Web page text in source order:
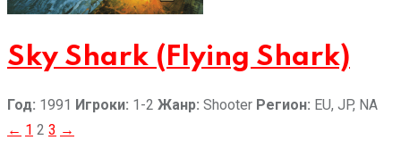
Sky Shark (Flying Shark)
Год: 1991 Игроки: 1-2 Жанр: Shooter Регион: EU, JP, NA
Пагинация
← 1 2 3 →